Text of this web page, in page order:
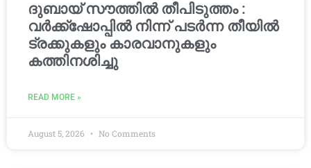
ദുബായ് സൗത്തിൽ തീപിടുത്തം :
വർക്ക്‌ഷോപ്പിൽ നിന്ന് പടർന്ന തീയിൽ
ട്രക്കുകളും കാരവാനുകളും
കത്തിനശിച്ചു
READ MORE »
August 5, 2026 No Comments